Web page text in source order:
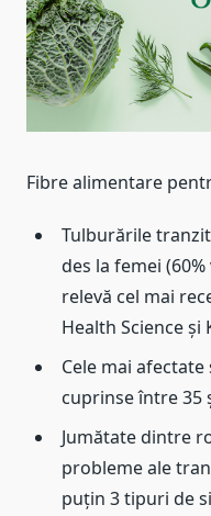
Fibre alimentare
Tulburările
des la femei
relevă cel mai
Health Science și
Cele mai
cuprinse între 35
Jumătate dintre
probleme ale
puțin 3 tipuri de